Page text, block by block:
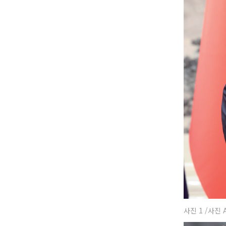
사진 1 /사진